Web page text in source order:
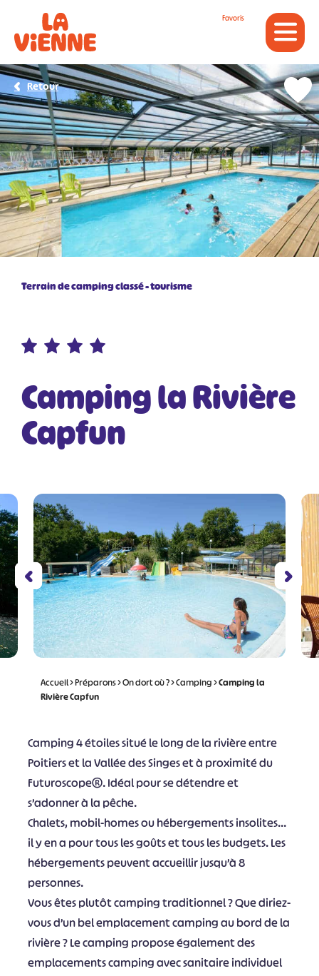
Favoris
Terrain de camping classé - tourisme
Camping la Rivière
Capfun
Retour
Accueil>Préparons>On dort où ?>Camping>Camping la
Rivière Capfun
Camping 4 étoiles situé le long de la rivière entre
Poitiers et la Vallée des Singes et à proximité du
Futuroscope®. Idéal pour se détendre et
s’adonner à la pêche.
Chalets, mobil-homes ou hébergements insolites…
il y en a pour tous les goûts et tous les budgets. Les
hébergements peuvent accueillir jusqu’à 8
personnes.
Vous êtes plutôt camping traditionnel ? Que diriez-
vous d’un bel emplacement camping au bord de la
rivière ? Le camping propose également des
emplacements camping avec sanitaire individuel